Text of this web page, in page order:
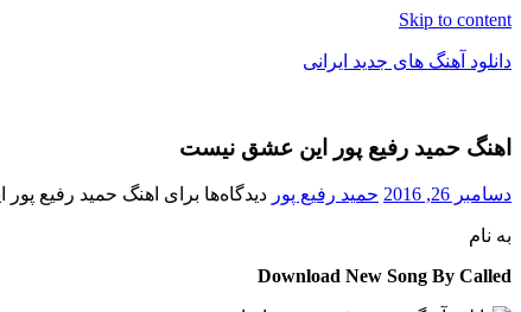
Skip to content
دانلود آهنگ های جدید ایرانی
فول
موزیک
اهنگ حمید رفیع پور این عشق نیست
دسامبر 26, 2016 حمید رفیع پور دیدگاه‌ها برای اهنگ حمید رفیع
به نام
Download New Song By Called